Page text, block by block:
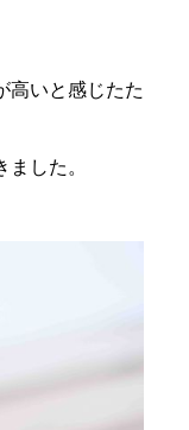
高いと感じたた
した。